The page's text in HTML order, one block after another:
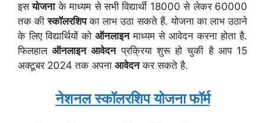
इसयोजनाके माध्यम से सभी विद्यार्थी 18000 से लेकर 60000
तक कीस्कॉलरशिपका लाभ उठा सकते हैं. योजना का लाभ उठाने
के लिए विद्यार्थियों को ऑनलाइनमाध्यम से आवेदन करना होता है.
फिलहालऑनलाइन आवेदनप्रक्रिया शुरू हो चुकी है आप 15
अक्टूबर 2024 तक अपना आवेदनकर सकते है.
नेशनल स्कॉलरशिप योजना फॉर्म